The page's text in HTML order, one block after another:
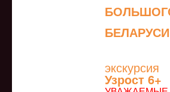
БЕЛАРУСИ
экскурсия
Узрoст 6+